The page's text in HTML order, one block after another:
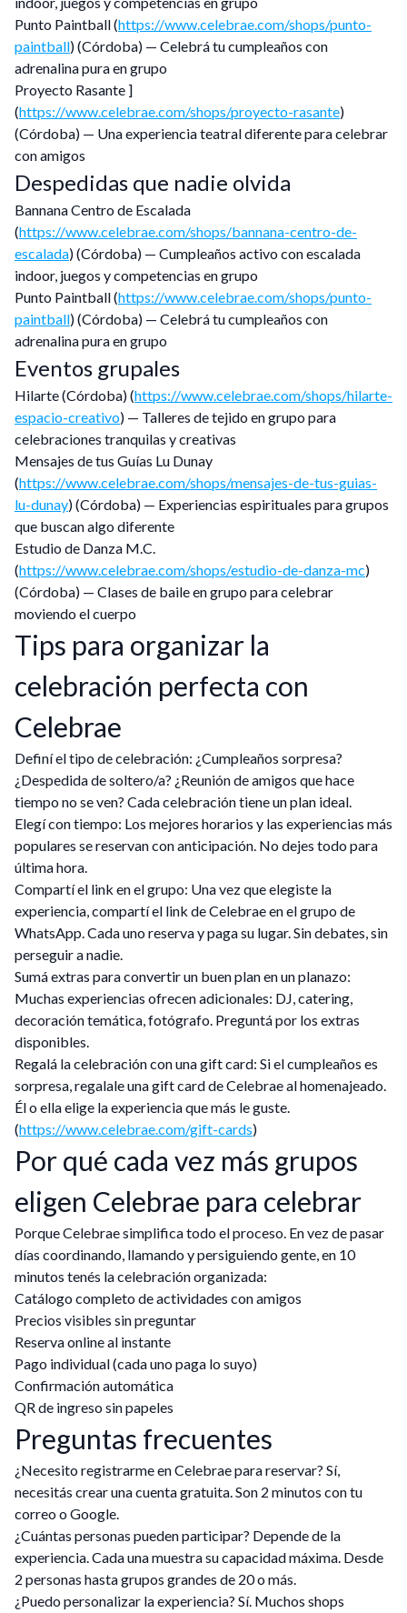
Punto Paintball (https://www.celebrae.com/shops/punto-
paintball) (Córdoba) — Celebrá tu cumpleaños con
adrenalina pura en grupo
Proyecto Rasante ]
(https://www.celebrae.com/shops/proyecto-rasante)
(Córdoba) — Una experiencia teatral diferente para celebrar
con amigos
Despedidas que nadie olvida
Bannana Centro de Escalada
(https://www.celebrae.com/shops/bannana-centro-de-
escalada) (Córdoba) — Cumpleaños activo con escalada
indoor, juegos y competencias en grupo
Punto Paintball (https://www.celebrae.com/shops/punto-
paintball) (Córdoba) — Celebrá tu cumpleaños con
adrenalina pura en grupo
Eventos grupales
Hilarte (Córdoba) (https://www.celebrae.com/shops/hilarte-
espacio-creativo) — Talleres de tejido en grupo para
celebraciones tranquilas y creativas
Mensajes de tus Guías Lu Dunay
(https://www.celebrae.com/shops/mensajes-de-tus-guias-
lu-dunay) (Córdoba) — Experiencias espirituales para grupos
que buscan algo diferente
Estudio de Danza M.C.
(https://www.celebrae.com/shops/estudio-de-danza-mc)
(Córdoba) — Clases de baile en grupo para celebrar
moviendo el cuerpo
Tips para organizar la
celebración perfecta con
Celebrae
Definí el tipo de celebración: ¿Cumpleaños sorpresa?
¿Despedida de soltero/a? ¿Reunión de amigos que hace
tiempo no se ven? Cada celebración tiene un plan ideal.
Elegí con tiempo: Los mejores horarios y las experiencias más
populares se reservan con anticipación. No dejes todo para
última hora.
Compartí el link en el grupo: Una vez que elegiste la
experiencia, compartí el link de Celebrae en el grupo de
WhatsApp. Cada uno reserva y paga su lugar. Sin debates, sin
perseguir a nadie.
Sumá extras para convertir un buen plan en un planazo:
Muchas experiencias ofrecen adicionales: DJ, catering,
decoración temática, fotógrafo. Preguntá por los extras
disponibles.
Regalá la celebración con una gift card: Si el cumpleaños es
sorpresa, regalale una gift card de Celebrae al homenajeado.
Él o ella elige la experiencia que más le guste.
(https://www.celebrae.com/gift-cards)
Por qué cada vez más grupos
eligen Celebrae para celebrar
Porque Celebrae simplifica todo el proceso. En vez de pasar
días coordinando, llamando y persiguiendo gente, en 10
minutos tenés la celebración organizada:
Catálogo completo de actividades con amigos
Precios visibles sin preguntar
Reserva online al instante
Pago individual (cada uno paga lo suyo)
Confirmación automática
QR de ingreso sin papeles
Preguntas frecuentes
¿Necesito registrarme en Celebrae para reservar? Sí,
necesitás crear una cuenta gratuita. Son 2 minutos con tu
correo o Google.
¿Cuántas personas pueden participar? Depende de la
experiencia. Cada una muestra su capacidad máxima. Desde
2 personas hasta grupos grandes de 20 o más.
¿Puedo personalizar la experiencia? Sí. Muchos shops